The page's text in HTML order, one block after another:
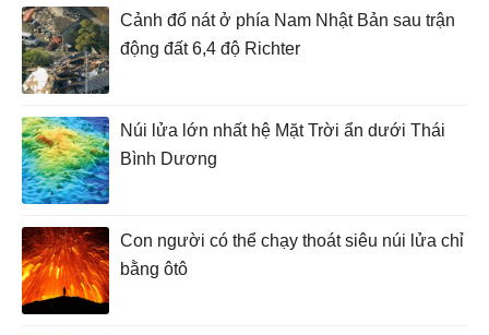
Cảnh đổ nát ở phía Nam Nhật Bản sau trận
động đất 6,4 độ Richter
Núi lửa lớn nhất hệ Mặt Trời ẩn dưới Thái
Bình Dương
Con người có thể chạy thoát siêu núi lửa chỉ
bằng ôtô